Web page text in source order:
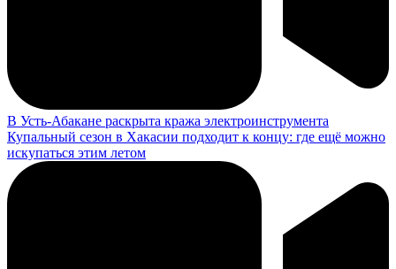
В Усть-Абакане раскрыта кража электроинструмента
Купальный сезон в Хакасии подходит к концу: где ещё можно
искупаться этим летом